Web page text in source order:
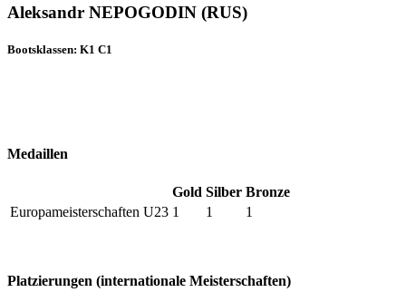
Aleksandr NEPOGODIN (RUS)
Bootsklassen: K1 C1
Medaillen
Gold Silber Bronze
Europameisterschaften U23 1 1 1
Platzierungen (internationale Meisterschaften)